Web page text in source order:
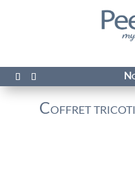
Coffret